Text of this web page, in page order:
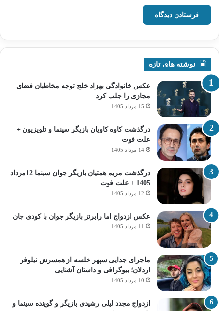
نوشته های تازه
عکس خانوادگی بهزاد خلج توجه مخاطبان فضای
مجازی را جلب کرد
15 مرداد 1405
درگذشت کاوه کاویان بازیگر سینما و تلویزیون +
علت فوت
14 مرداد 1405
درگذشت مریم همتیان بازیگر جوان سینما 12مرداد
1405 + علت فوت
12 مرداد 1405
عکس ازدواج اما رابرتز بازیگر جوان با کودی جان
11 مرداد 1405
ماجرای جدایی سپهر خلسه از همسرش نیلوفر
اردلان؛ بیوگرافی و داستان آشنایی
10 مرداد 1405
ازدواج مجدد لیلی رشیدی بازیگر و گوینده سینما و